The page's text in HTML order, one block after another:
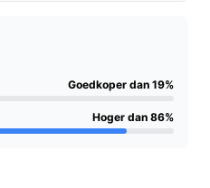
die waarde hecht aan
Of je nu tapijten, houten
V-POWER TURBO is
TURBO beter dan andere
Goedkoper dan 19%
Hoger dan 86%